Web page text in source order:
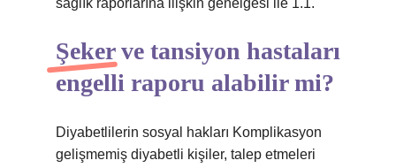
sağlık raporlarına ilişkin genelgesi ile 1.1.
Şeker ve tansiyon hastaları
engelli raporu alabilir mi?
Diyabetlilerin sosyal hakları Komplikasyon
gelişmemiş diyabetli kişiler, talep etmeleri